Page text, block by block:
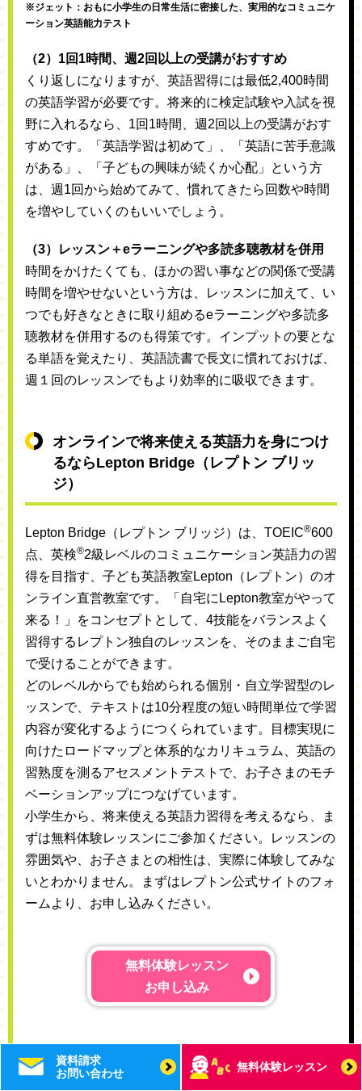
※ジェット：おもに小学生の日常生活に密接した、実用的なコミュニケ
ーション英語能力テスト
（2）1回1時間、週2回以上の受講がおすすめ
くり返しになりますが、英語習得には最低2,400時間
の英語学習が必要です。将来的に検定試験や入試を視
野に入れるなら、1回1時間、週2回以上の受講がおす
すめです。「英語学習は初めて」、「英語に苦手意識
がある」、「子どもの興味が続くか心配」という方
は、週1回から始めてみて、慣れてきたら回数や時間
を増やしていくのもいいでしょう。
（3）レッスン＋eラーニングや多読多聴教材を併用
時間をかけたくても、ほかの習い事などの関係で受講
時間を増やせないという方は、レッスンに加えて、い
つでも好きなときに取り組めるeラーニングや多読多
聴教材を併用するのも得策です。インプットの要とな
る単語を覚えたり、英語読書で長文に慣れておけば、
週１回のレッスンでもより効率的に吸収できます。
オンラインで将来使える英語力を身につけ
るならLepton Bridge（レプトン ブリッ
ジ）
Lepton Bridge（レプトン ブリッジ）は、TOEIC®600
点、英検®2級レベルのコミュニケーション英語力の習
得を目指す、子ども英語教室Lepton（レプトン）のオ
ンライン直営教室です。「自宅にLepton教室がやって
来る！」をコンセプトとして、4技能をバランスよく
習得するレプトン独自のレッスンを、そのままご自宅
で受けることができます。
どのレベルからでも始められる個別・自立学習型のレ
ッスンで、テキストは10分程度の短い時間単位で学習
内容が変化するようにつくられています。目標実現に
向けたロードマップと体系的なカリキュラム、英語の
習熟度を測るアセスメントテストで、お子さまのモチ
ベーションアップにつなげています。
小学生から、将来使える英語力習得を考えるなら、ま
ずは無料体験レッスンにご参加ください。レッスンの
雰囲気や、お子さまとの相性は、実際に体験してみな
いとわかりません。まずはレプトン公式サイトのフォ
ームより、お申し込みください。
無料体験レッスン
お申し込み
資料請求
お問い合わせ
無料体験レッスン